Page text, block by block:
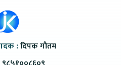
:दिपक गौतम